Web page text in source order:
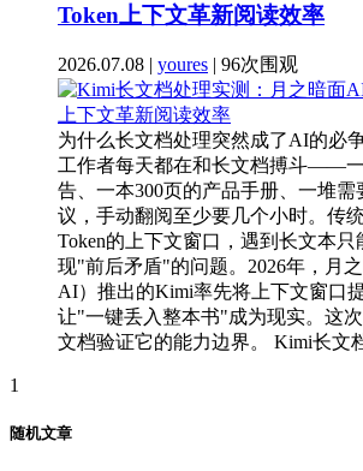
Token上下文革新阅读效率
2026.07.08 | youres | 96次围观
为什么长文档处理突然成了AI的必
工作者每天都在和长文档搏斗——
告、一本300页的产品手册、一堆
议，手动翻阅至少要几个小时。传
Token的上下文窗口，遇到长文本
现"前后矛盾"的问题。2026年，月
AI）推出的Kimi率先将上下文窗口提
让"一键丢入整本书"成为现实。这
文档验证它的能力边界。 Kimi长文
1
随机文章